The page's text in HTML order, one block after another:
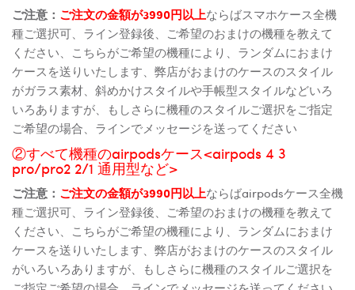
ご注意： ご注文の金額が3990円以上ならばスマホケース全機
種ご選択可、ライン登録後、ご希望のおまけの機種を教えて
ください、こちらがご希望の機種により、ランダムにおまけ
ケースを送りいたします、弊店がおまけのケースのスタイル
がガラス素材、斜めかけスタイルや手帳型スタイルなどいろ
いろありますが、もしさらに機種のスタイルご選択をご指定
ご希望の場合、ラインでメッセージを送ってください
②すべて機種のairpodsケース<airpods 4 3
pro/pro2 2/1 通用型など>
ご注意： ご注文の金額が3990円以上ならばairpodsケース全機
種ご選択可、ライン登録後、ご希望のおまけの機種を教えて
ください、こちらがご希望の機種により、ランダムにおまけ
ケースを送りいたします、弊店がおまけのケースのスタイル
がいろいろありますが、もしさらに機種のスタイルご選択を